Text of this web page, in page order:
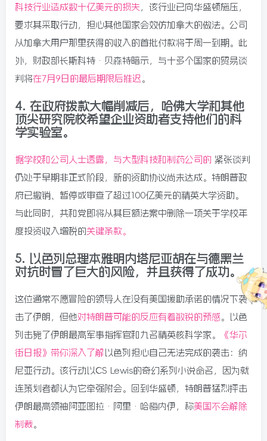
科技行业造成数十亿美元的损失 ，该行业已向华盛顿施压，
要求其采取行动，担心其他国家会效仿加拿大的做法。公司
从加拿大用户那里获得的收入的首批付款将于周一到期。此
外，财政部长斯科特·贝森特暗示，与十多个国家的贸易谈
判将在7月9日的最后期限后推迟 。
4. 在政府拨款大幅削减后，哈佛大学和其他
顶尖研究院校希望企业资助者支持他们的科
学实验室。
据学校和公司人士透露，与大型科技和制药公司的 紧张谈判
仍处于早期非正式阶段，新的资助协议尚未达成。特朗普政
府已撤销、暂停或审查了超过100亿美元的精英大学资助。
与此同时，共和党即将从其巨额法案中删除一项关于学校年
度投资收入增税的关键条款。
5. 以色列总理本雅明内塔尼亚胡在与德黑兰
对抗时冒了巨大的风险，并且获得了成功。
这位通常不愿冒险的领导人在没有美国援助承诺的情况下袭
击了伊朗，但他对特朗普可能的反应有着敏锐的预感 。以色
列击毙了伊朗最高军事指挥官和九名精英核科学家。
《华尔
街日报》带你深入了解 以色列担心自己无法完成的袭击：纳
尼亚行动。该行动以CS Lewis的奇幻系列小说命名，因为就
连策划者都认为它牵强附会。回到华盛顿，特朗普猛烈抨击
伊朗最高领袖阿亚图拉·阿里·哈梅内伊，称美国不会解除
制裁。